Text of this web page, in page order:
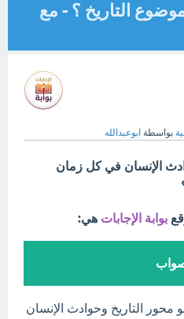
التاريخ ؟ - مع
بواسطة ابوعبدالله
الإنسان في كل زمان
بوابة الإجابات هي:
محور التاريخ وحوادث الإنسان